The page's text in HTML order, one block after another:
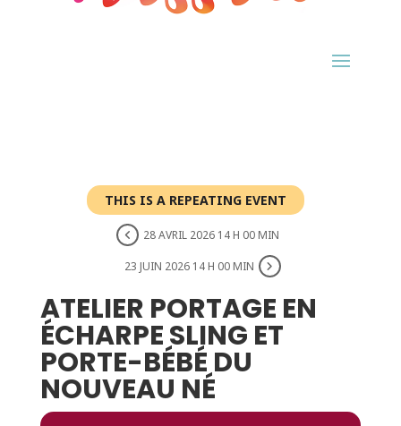
THIS IS A REPEATING EVENT
28 AVRIL 2026 14 H 00 MIN
23 JUIN 2026 14 H 00 MIN
ATELIER PORTAGE EN
ÉCHARPE SLING ET
PORTE-BÉBÉ DU
NOUVEAU NÉ